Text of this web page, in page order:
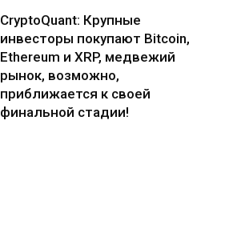
CryptoQuant: Крупные
инвесторы покупают Bitcoin,
Ethereum и XRP, медвежий
рынок, возможно,
приближается к своей
финальной стадии!